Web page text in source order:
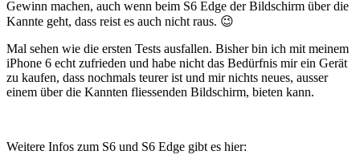
Gewinn machen, auch wenn beim S6 Edge der Bildschirm über die
Kannte geht, dass reist es auch nicht raus. 😉
Mal sehen wie die ersten Tests ausfallen. Bisher bin ich mit meinem
iPhone 6 echt zufrieden und habe nicht das Bedürfnis mir ein Gerät
zu kaufen, dass nochmals teurer ist und mir nichts neues, ausser
einem über die Kannten fliessenden Bildschirm, bieten kann.
Weitere Infos zum S6 und S6 Edge gibt es hier: